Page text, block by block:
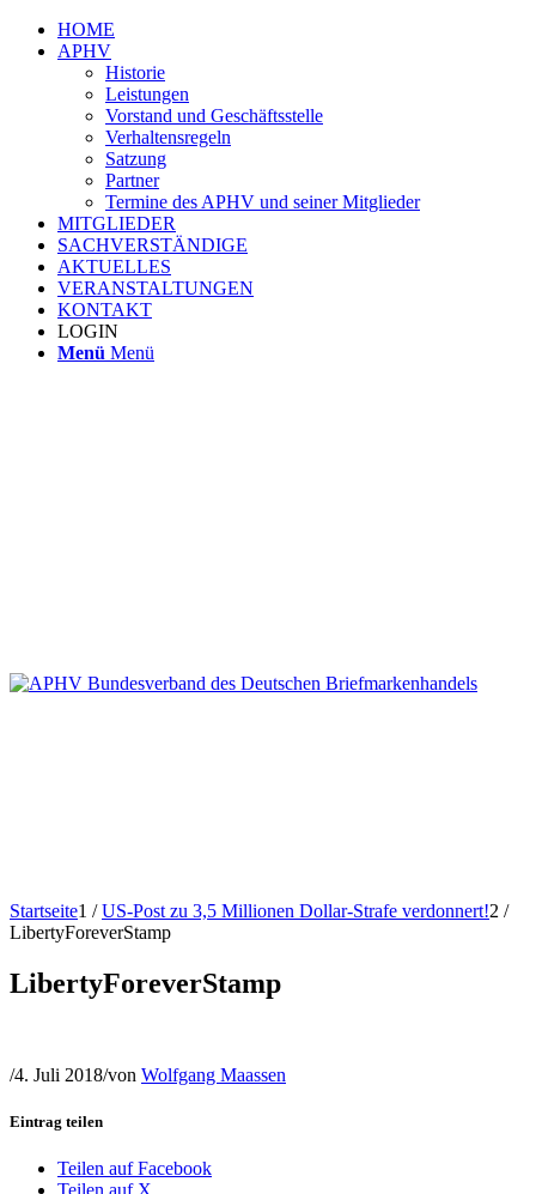
HOME
APHV
Historie
Leistungen
Vorstand und Geschäftsstelle
Verhaltensregeln
Satzung
Partner
Termine des APHV und seiner Mitglieder
MITGLIEDER
SACHVERSTÄNDIGE
AKTUELLES
VERANSTALTUNGEN
KONTAKT
LOGIN
Menü Menü
Startseite1 / US-Post zu 3,5 Millionen Dollar-Strafe verdonnert!2 /
LibertyForeverStamp
LibertyForeverStamp
/4. Juli 2018/von Wolfgang Maassen
Eintrag teilen
Teilen auf Facebook